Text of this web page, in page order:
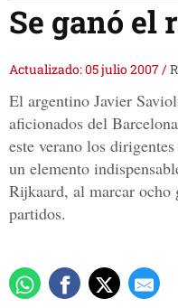
Se ganó el
Actualizado: 05 julio 2007/
El argentino Javier
aficionados del
este verano los
un elemento
Rijkaard, al marcar ocho
partidos.